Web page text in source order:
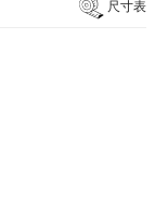
尺寸表